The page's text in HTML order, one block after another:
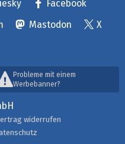
Facebook
Mastodon
X
Probleme mit einem
Werbebanner?
widerrufen